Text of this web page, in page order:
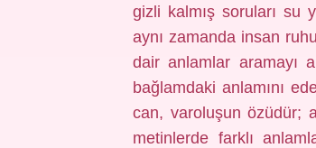
gizli kalmış soruları su
aynı zamanda insan
dair anlamlar aramayı
bağlamdaki anlamını
can, varoluşun özüdür;
metinlerde farklı